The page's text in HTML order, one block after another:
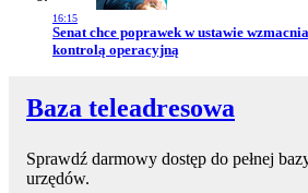
16:15
Przejdź do artykułu:
Senat chce poprawek w ustawie
kontrolą operacyjną
Baza teleadresowa
Sprawdź darmowy dostęp do pełnej
urzędów.